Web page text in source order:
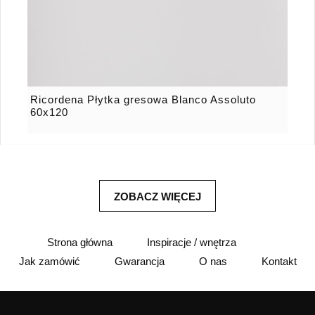
Ricordena Płytka gresowa Blanco Assoluto
60x120
Strona główna
Inspiracje / wnętrza
Jak zamówić
Gwarancja O nas Kontakt